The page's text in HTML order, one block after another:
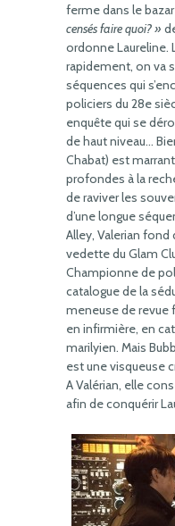
ferme dans le
censés faire quoi? »
ordonne Laureline.
rapidement, on va
séquences qui
policiers du 28e
enquête qui se
de haut niveau…
Chabat) est
profondes à la
de raviver les
d’une longue
Alley, Valerian fond
vedette du Glam
Championne de
catalogue de la
meneuse de revue
en infirmière, en
marilyien. Mais
est une visqueuse
A Valérian, elle
afin de conquérir